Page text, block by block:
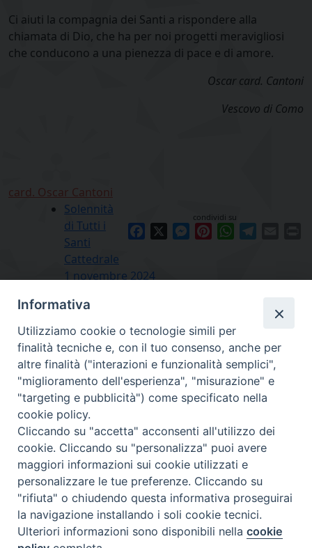
Ci aiuti la compagnia dei Santi a rispondere alla
chiamata di Dio, che ha per noi progetti meravigliosi
che conducono a una pienezza di pace e di amore.
Oscar card. Cantoni
Vescovo di Como
card. Oscar Cantoni
condividi su
Facebook Messenger
PinterestWhatsApp
Solennità
di Tutti i
Santi
Cattedrale
1 novembre 2024
Diocesi
di Como
Diocesi di Como | piazza Grimoldi, 5
Informativa
Utilizziamo cookie o tecnologie simili per
finalità tecniche e, con il tuo consenso, anche per
altre finalità ("interazioni e funzionalità semplici",
"miglioramento dell'esperienza", "misurazione" e
"targeting e pubblicità") come specificato nella
cookie policy.
Cliccando su "accetta" acconsenti all'utilizzo dei
cookie. Cliccando su "personalizza" puoi avere
maggiori informazioni sui cookie utilizzati e
personalizzare le tue preferenze. Cliccando su
"rifiuta" o chiudendo questa informativa proseguirai
la navigazione installando i soli cookie tecnici.
Ulteriori informazioni sono disponibili nellacookie